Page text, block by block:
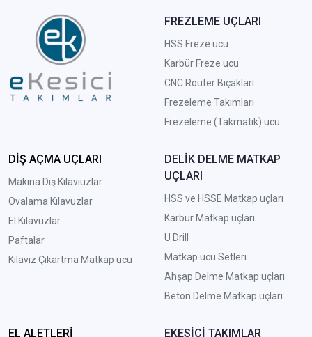
FREZLEME UÇLARI
HSS Freze ucu
Karbür Freze ucu
CNC Router Bıçakları
Frezeleme Takımları
Frezeleme (Takmatik) ucu
DİŞ AÇMA UÇLARI
Makina Diş Kılavıuzlar
Ovalama Kılavuzlar
El Kılavuzlar
Paftalar
Kılavız Çıkartma Matkap ucu
DELİK DELME MATKAP
UÇLARI
HSS ve HSSE Matkap uçları
Karbür Matkap uçları
U Drill
Matkap ucu Setleri
Ahşap Delme Matkap uçları
Beton Delme Matkap uçları
EL ALETLERİ EKESİCİ TAKIMLAR